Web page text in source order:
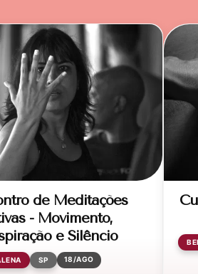
de Meditações
- Movimento,
e Silêncio
SP 18/AGO